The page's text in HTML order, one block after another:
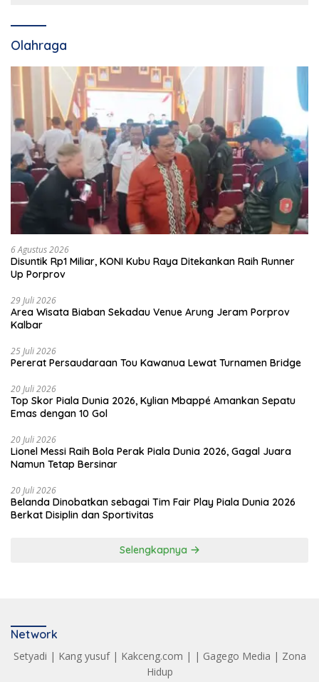
Olahraga
6 Agustus 2026
Disuntik Rp1 Miliar, KONI Kubu Raya Ditekankan Raih Runner
Up Porprov
29 Juli 2026
Area Wisata Biaban Sekadau Venue Arung Jeram Porprov
Kalbar
25 Juli 2026
Pererat Persaudaraan Tou Kawanua Lewat Turnamen Bridge
20 Juli 2026
Top Skor Piala Dunia 2026, Kylian Mbappé Amankan Sepatu
Emas dengan 10 Gol
20 Juli 2026
Lionel Messi Raih Bola Perak Piala Dunia 2026, Gagal Juara
Namun Tetap Bersinar
20 Juli 2026
Belanda Dinobatkan sebagai Tim Fair Play Piala Dunia 2026
Berkat Disiplin dan Sportivitas
Selengkapnya
Network
Setyadi | Kang yusuf| Kakceng.com | | Gagego Media | Zona
Hidup